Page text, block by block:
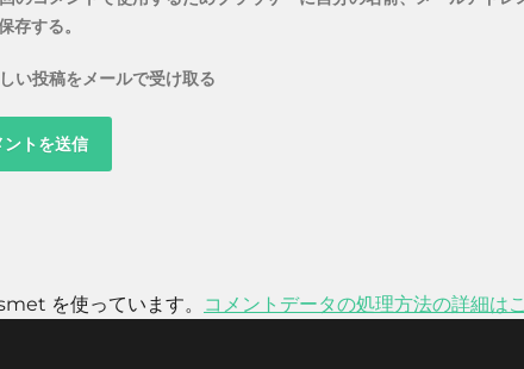
存する。
い投稿をメールで受け取る
を使っています。 コメントデータの処理方法の詳細は